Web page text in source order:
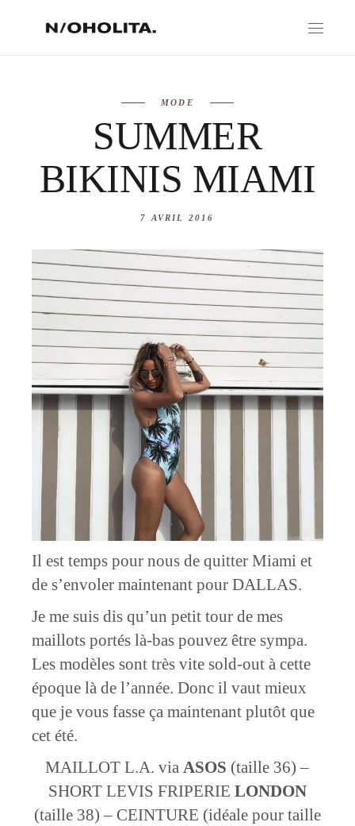
MODE
SUMMER
BIKINIS MIAMI
7 AVRIL 2016
Il est temps pour nous de quitter Miami et
de s’envoler maintenant pour DALLAS.
Je me suis dis qu’un petit tour de mes
maillots portés là-bas pouvez être sympa.
Les modèles sont très vite sold-out à cette
époque là de l’année. Donc il vaut mieux
que je vous fasse ça maintenant plutôt que
cet été.
MAILLOT L.A. viaASOS (taille 36) –
SHORT LEVIS FRIPERIE LONDON
(taille 38) – CEINTURE (idéale pour taille